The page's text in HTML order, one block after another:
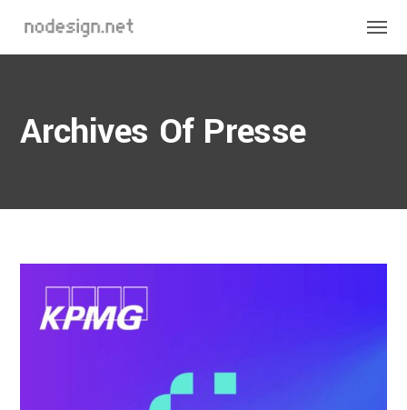
Archives Of Presse